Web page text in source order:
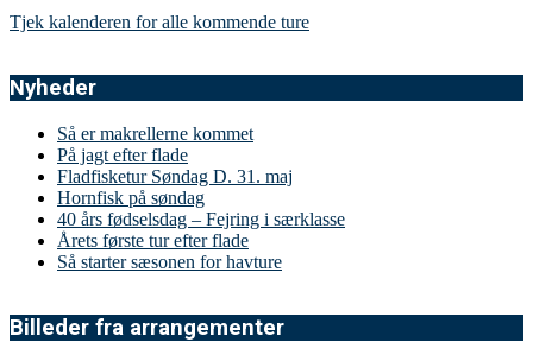
Tjek kalenderen for alle kommende ture
Nyheder
Så er makrellerne kommet
På jagt efter flade
Fladfisketur Søndag D. 31. maj
Hornfisk på søndag
40 års fødselsdag – Fejring i særklasse
Årets første tur efter flade
Så starter sæsonen for havture
Billeder fra arrangementer